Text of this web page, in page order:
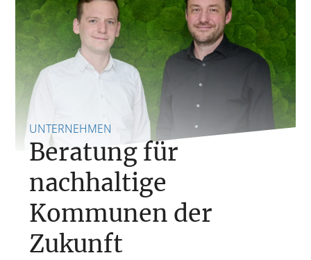
UNTERNEHMEN
Beratung für
nachhaltige
Kommunen der
Zukunft